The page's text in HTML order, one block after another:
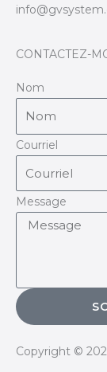
CONTACTEZ-
Nom
Courriel
Message
Copyright ©